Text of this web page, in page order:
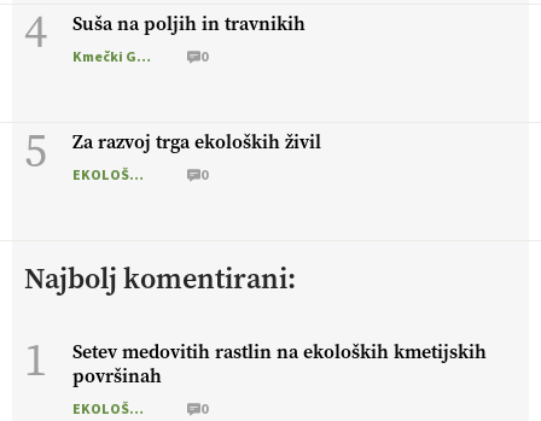
4 Suša na poljih in travnikih
Kmečki Glas 0
5 Za razvoj trga ekoloških živil
EKOLOŠKO LOGIČNO 0
Najbolj komentirani:
1
Setev medovitih rastlin na ekoloških kmetijskih
površinah
EKOLOŠKO LOGIČNO 0